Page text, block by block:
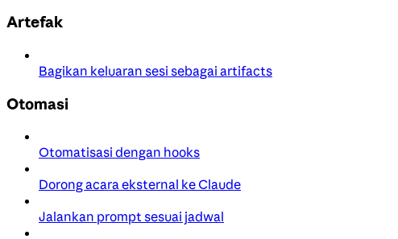
Artefak
Bagikan keluaran sesi sebagai artifacts
Otomasi
Otomatisasi dengan hooks
Dorong acara eksternal ke Claude
Jalankan prompt sesuai jadwal